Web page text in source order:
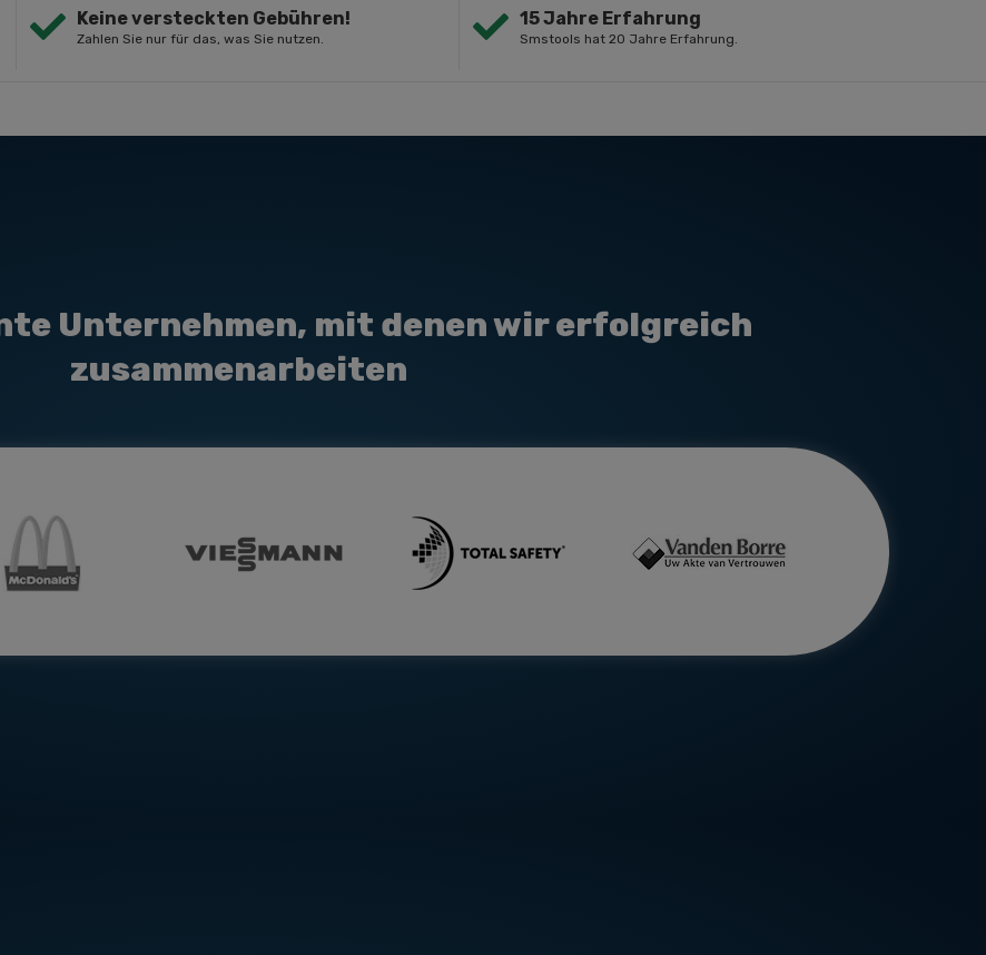
Keine versteckten Gebühren!
Zahlen Sie nur für das, was Sie nutzen.
15 Jahre Erfahrung
Smstools hat 20 Jahre Erfahrung.
Unternehmen, mit denen wir erfolgreich
zusammenarbeiten